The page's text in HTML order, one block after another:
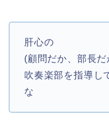
肝心の
(顧問だか、部長
吹奏楽部を指導し
な